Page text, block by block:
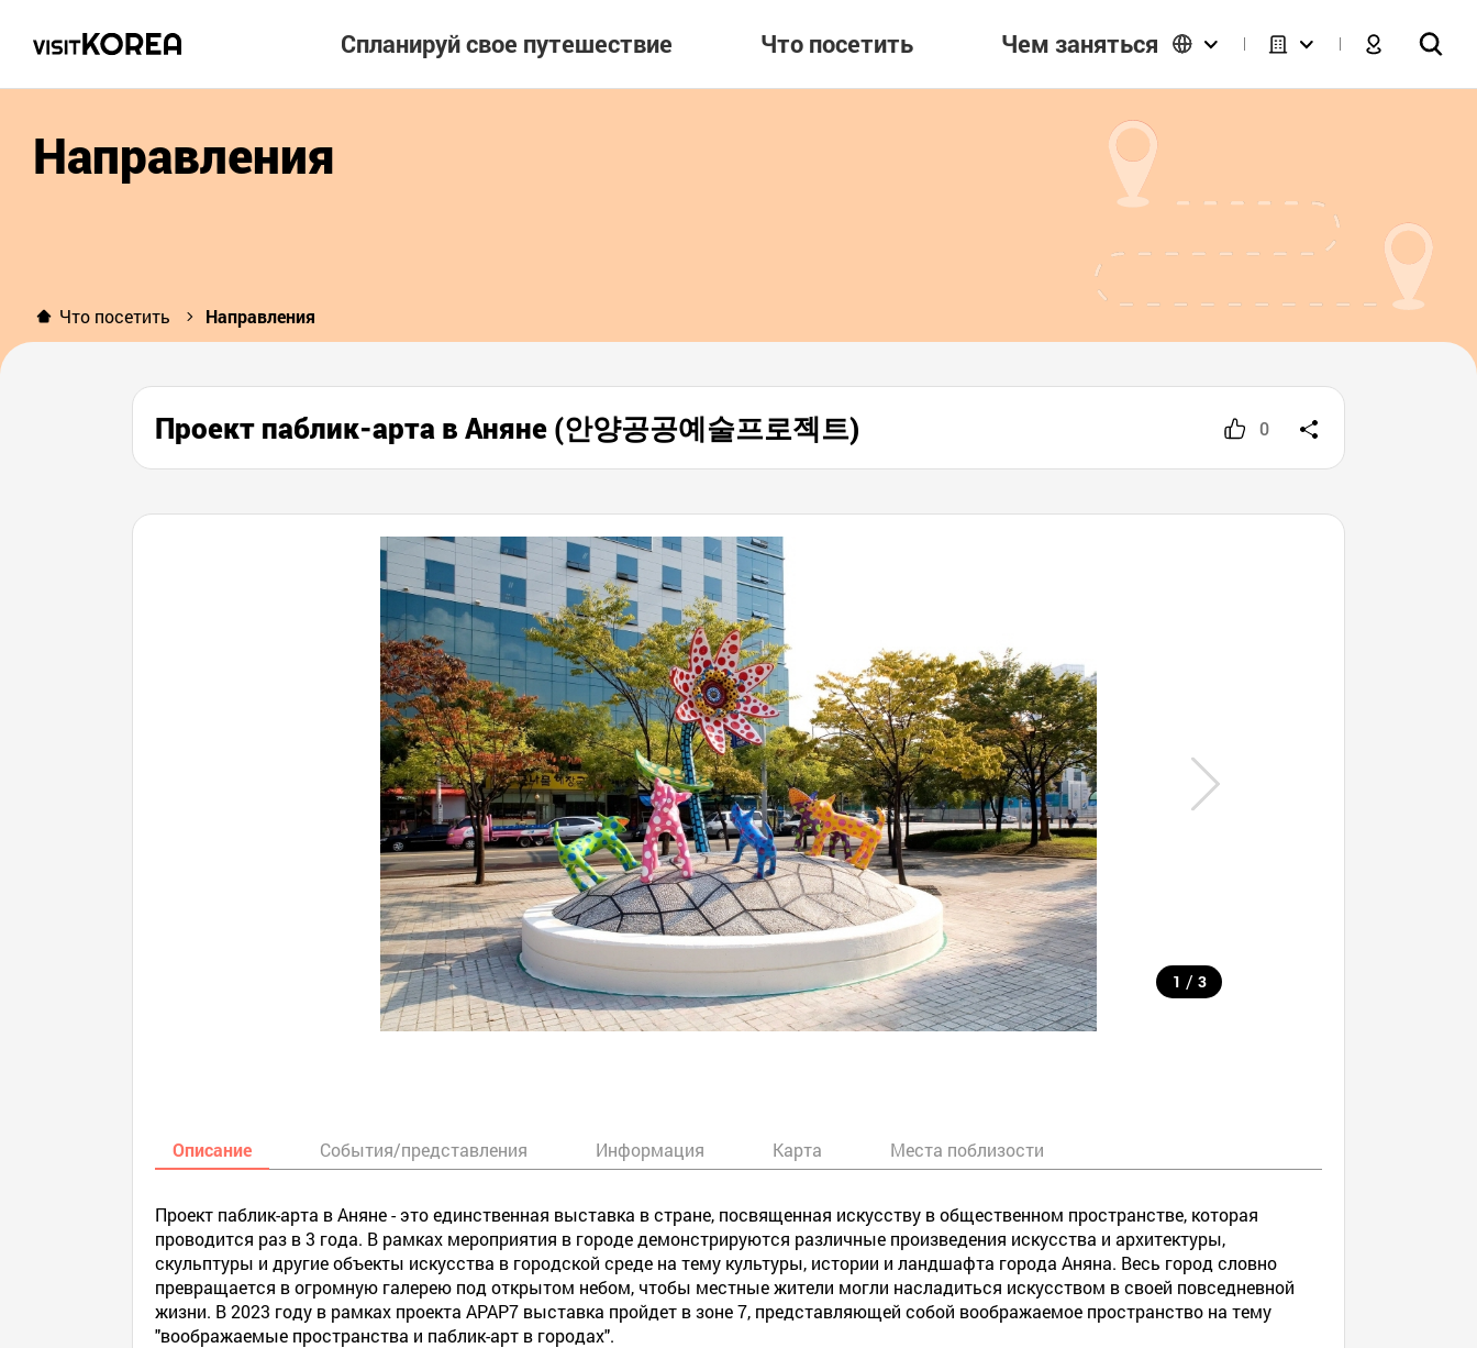
Спланируй свое путешествие Что посетить Чем заняться
Направления
Что посетить Направления
Проект паблик-арта в Аняне (안양공공예술프로젝트) 0
1 / 3
Описание События/представления Информация Карта Места поблизости
Проект паблик-арта в Аняне - это единственная выставка в стране, посвященная искусству в общественном пространстве, которая
проводится раз в 3 года. В рамках мероприятия в городе демонстрируются различные произведения искусства и архитектуры,
скульптуры и другие объекты искусства в городской среде на тему культуры, истории и ландшафта города Аняна. Весь город словно
превращается в огромную галерею под открытом небом, чтобы местные жители могли насладиться искусством в своей повседневной
жизни. В 2023 году в рамках проекта APAP7 выставка пройдет в зоне 7, представляющей собой воображаемое пространство на тему
"воображаемые пространства и паблик-арт в городах".